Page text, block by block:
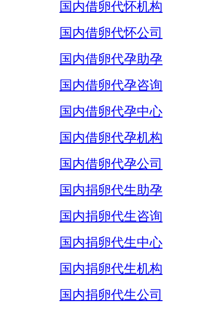
国内借卵代怀机构
国内借卵代怀公司
国内借卵代孕助孕
国内借卵代孕咨询
国内借卵代孕中心
国内借卵代孕机构
国内借卵代孕公司
国内捐卵代生助孕
国内捐卵代生咨询
国内捐卵代生中心
国内捐卵代生机构
国内捐卵代生公司